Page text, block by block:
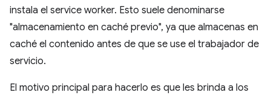
instala el service worker. Esto suele denominarse
"almacenamiento en caché previo", ya que almacenas en
caché el contenido antes de que se use el trabajador de
servicio.
El motivo principal para hacerlo es que les brinda a los